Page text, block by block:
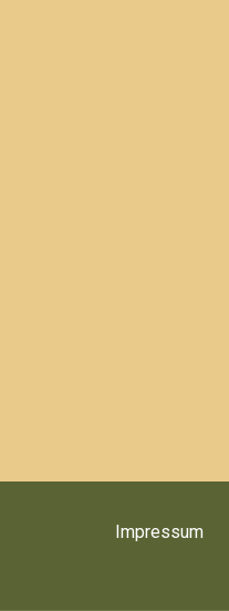
Impressum